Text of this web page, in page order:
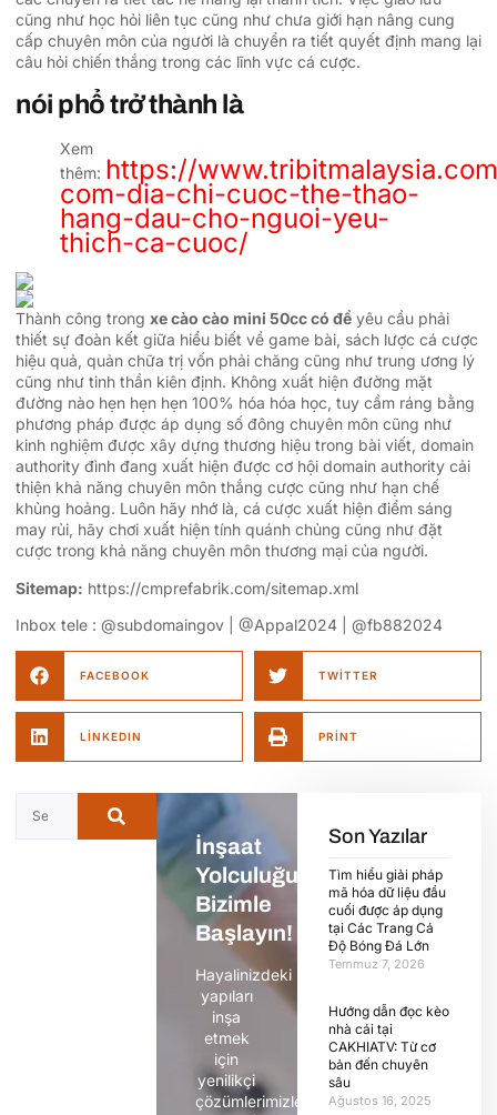
cũng như học hỏi liên tục cũng như chưa giới hạn nâng cung
cấp chuyên môn của người là chuyển ra tiết quyết định mang lại
câu hỏi chiến thắng trong các lĩnh vực cá cược.
nói phổ trở thành là
Xem
thêm: https://
com-dia-chi-cuoc-the-thao-
hang-dau-cho-nguoi-yeu-
thich-ca-cuoc/
Thành công trong xe cào cào mini 50cc có đề yêu cầu phải
thiết sự đoàn kết giữa hiểu biết về game bài, sách lược cá cược
hiệu quả, quản chữa trị vốn phải chăng cũng như trung ương lý
cũng như tinh thần kiên định. Không xuất hiện đường mặt
đường nào hẹn hẹn hẹn 100% hóa hóa học, tuy cầm ráng bằng
phương pháp được áp dụng số đông chuyên môn cũng như
kinh nghiệm được xây dựng thương hiệu trong bài viết, domain
authority đình đang xuất hiện được cơ hội domain authority cải
thiện khả năng chuyên môn thắng cược cũng như hạn chế
khủng hoảng. Luôn hãy nhớ là, cá cược xuất hiện điểm sáng
may rủi, hãy chơi xuất hiện tính quánh chủng cũng như đặt
cược trong khả năng chuyên môn thương mại của người.
Sitemap: https://cmprefabrik.com/sitemap.xml
Inbox tele : @subdomaingov | @Appal2024 | @fb882024
FACEBOOK TWITTER
LINKEDIN PRINT
İnşaat
Yolculuğunuza
Bizimle
Başlayın!
Hayalinizdeki
yapıları
inşa
etmek
için
yenilikçi
çözümlerimizle
Son Yazılar
Tìm hiểu giải pháp
mã hóa dữ liệu đầu
cuối được áp dụng
tại Các Trang Cá
Độ Bóng Đá Lớn
Temmuz 7, 2026
Hướng dẫn đọc kèo
nhà cái tại
CAKHIATV: Từ cơ
bản đến chuyên
sâu
Ağustos 16, 2025